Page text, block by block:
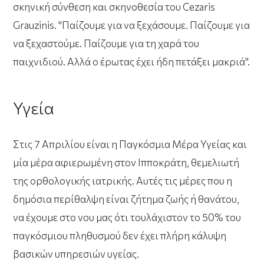
σκηνική σύνθεση και σκηνοθεσία του Cezaris
Grauzinis. "Παίζουμε για να ξεχάσουμε. Παίζουμε για
να ξεχαστούμε. Παίζουμε για τη χαρά του
παιχνιδιού. Αλλά ο έρωτας έχει ήδη πετάξει μακριά".
Υγεία
Στις 7 Απριλίου είναι η Παγκόσμια Μέρα Υγείας και
μία μέρα αφιερωμένη στον Ιπποκράτη, θεμελιωτή
της ορθολογικής ιατρικής. Αυτές τις μέρες που η
δημόσια περίθαλψη είναι ζήτημα ζωής ή θανάτου,
να έχουμε στο νου μας ότι τουλάχιστον το 50% του
παγκόσμιου πληθυσμού δεν έχει πλήρη κάλυψη
βασικών υπηρεσιών υγείας.